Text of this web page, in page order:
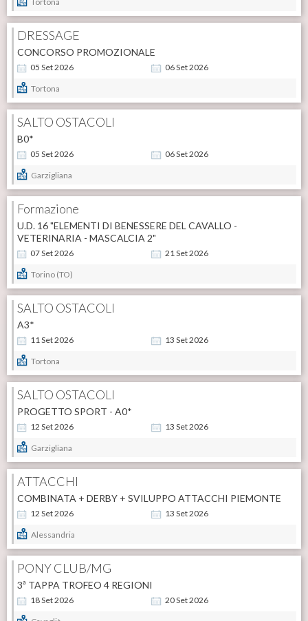
DRESSAGE
05 Set2026 06Set2026
CONCORSO PROMOZIONALE
Tortona
SALTO OSTACOLI
05 Set2026 06Set2026
B0*
Garzigliana
Formazione
07Set2026 21Set2026
U.D. 16 "ELEMENTI DI BENESSERE DEL CAVALLO -
VETERINARIA - MASCALCIA 2"
Torino (TO)
SALTO OSTACOLI
11Set2026 13 Set2026
A3*
Tortona
SALTO OSTACOLI
12 Set2026 13 Set2026
PROGETTO SPORT - A0*
Garzigliana
ATTACCHI
12 Set2026 13 Set2026
COMBINATA + DERBY + SVILUPPO ATTACCHI PIEMONTE
Alessandria
PONY CLUB/MG
18Set2026 20Set2026
3ª TAPPA TROFEO 4 REGIONI